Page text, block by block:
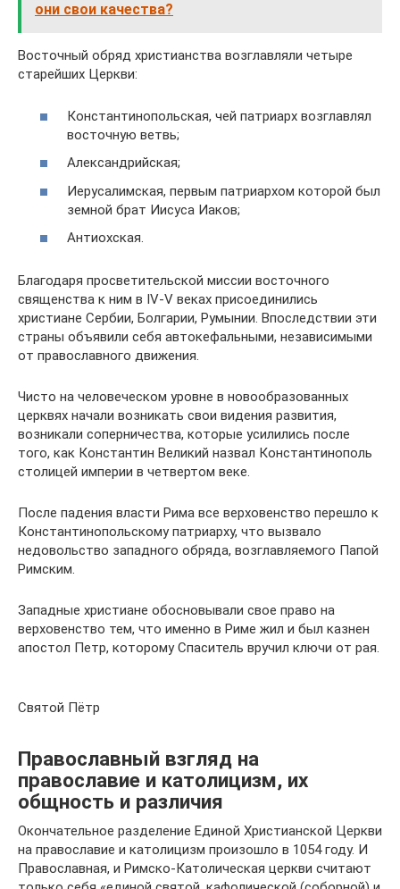
они свои качества?
Восточный обряд христианства возглавляли четыре
старейших Церкви:
Константинопольская, чей патриарх возглавлял
восточную ветвь;
Александрийская;
Иерусалимская, первым патриархом которой был
земной брат Иисуса Иаков;
Антиохская.
Благодаря просветительской миссии восточного
священства к ним в IV-V веках присоединились
христиане Сербии, Болгарии, Румынии. Впоследствии эти
страны объявили себя автокефальными, независимыми
от православного движения.
Чисто на человеческом уровне в новообразованных
церквях начали возникать свои видения развития,
возникали соперничества, которые усилились после
того, как Константин Великий назвал Константинополь
столицей империи в четвертом веке.
После падения власти Рима все верховенство перешло к
Константинопольскому патриарху, что вызвало
недовольство западного обряда, возглавляемого Папой
Римским.
Западные христиане обосновывали свое право на
верховенство тем, что именно в Риме жил и был казнен
апостол Петр, которому Спаситель вручил ключи от рая.
Святой Пётр
Православный взгляд на
православие и католицизм, их
общность и различия
Окончательное разделение Единой Христианской Церкви
на православие и католицизм произошло в 1054 году. И
Православная, и Римско-Католическая церкви считают